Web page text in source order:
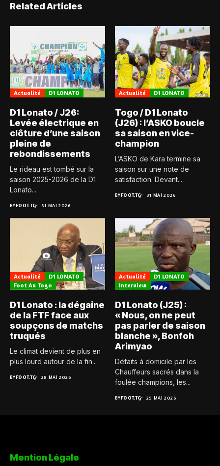
Related Articles
Actualité D1 LONATO
D1 Lonato / J26:
Levée électrique en
clôture d’une saison
pleine de
rebondissements
Le rideau est tombé sur la
saison 2025-2026 de la D1
Lonato...
BYFOOT.TG 31 MAI 2026
Actualité D1 LONATO
Togo / D1 Lonato
(J26) : l’ASKO boucle
sa saison en vice-
champion
L’ASKO de Kara termine sa
saison sur une note de
satisfaction. Devant...
BYFOOT.TG 31 MAI 2026
Actualité
D1 LONATO
Foot Au Togo
D1 Lonato : la dégaine
de la FTF face aux
soupçons de matchs
truqués
Le climat devient de plus en
plus lourd autour de la fin...
BYFOOT.TG 28 MAI 2026
Actualité
D1 LONATO
Interview
D1 Lonato (J25) :
« Nous, on ne peut
pas parler de saison
blanche », Bonfoh
Arimyao
Défaits à domicile par les
Chauffeurs sacrés dans la
foulée champions, les...
BYFOOT.TG 25 MAI 2026
Mention Légale